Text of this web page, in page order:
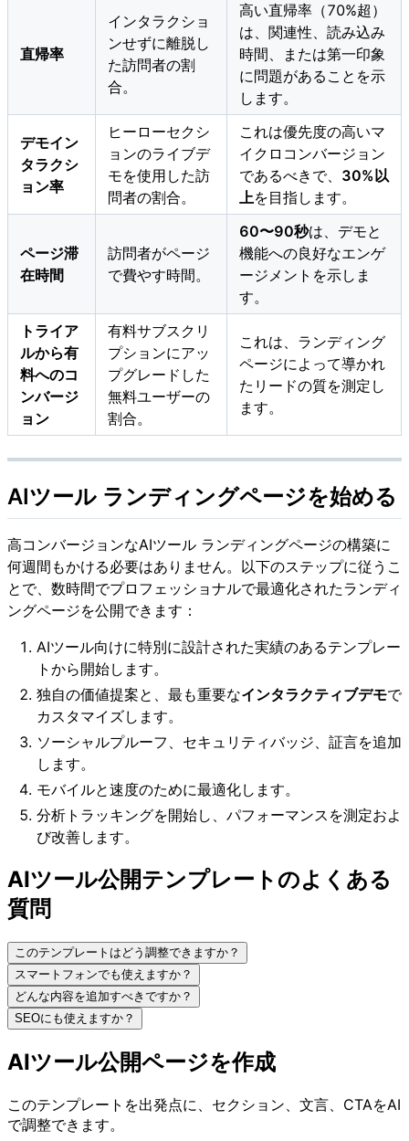
直帰率
インタラクショ
ンせずに離脱し
た訪問者の割
合。
高い直帰率（70%超）
は、関連性、読み込み
時間、または第一印象
に問題があることを示
します。
デモイン
タラクシ
ョン率
ヒーローセクシ
ョンのライブデ
モを使用した訪
問者の割合。
これは優先度の高いマ
イクロコンバージョン
であるべきで、 30%以
上を目指します。
ページ滞
在時間
訪問者がページ
で費やす時間。
60〜90秒は、デモと
機能への良好なエンゲ
ージメントを示しま
す。
トライア
ルから有
料へのコ
ンバージ
ョン
有料サブスクリ
プションにアッ
プグレードした
無料ユーザーの
割合。
これは、ランディング
ページによって導かれ
たリードの質を測定し
ます。
AIツール ランディングページを始める
高コンバージョンなAIツール ランディングページの構築に
何週間もかける必要はありません。以下のステップに従うこ
とで、数時間でプロフェッショナルで最適化されたランディ
ングページを公開できます：
AIツール向けに特別に設計された実績のあるテンプレー
トから開始します。
独自の価値提案と、最も重要なインタラクティブデモで
カスタマイズします。
ソーシャルプルーフ、セキュリティバッジ、証言を追加
します。
モバイルと速度のために最適化します。
分析トラッキングを開始し、パフォーマンスを測定およ
び改善します。
AIツール公開テンプレートのよくある
質問
このテンプレートはどう調整できますか？
スマートフォンでも使えますか？
どんな内容を追加すべきですか？
SEOにも使えますか？
AIツール公開ページを作成
このテンプレートを出発点に、セクション、文言、CTAをAI
で調整できます。